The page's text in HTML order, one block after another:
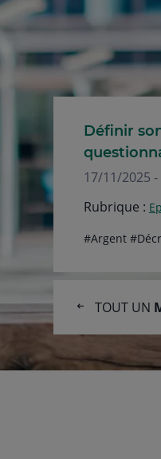
Définir
17/11/2025
Rubrique :
Thématiques
hashtag
#Argent #
TOUT UN